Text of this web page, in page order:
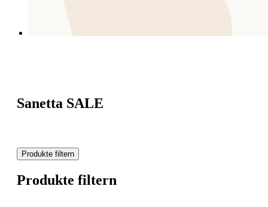
Sanetta SALE
Produkte filtern
Produkte filtern